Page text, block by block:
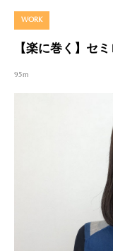
WORK
【楽に巻く】セ
95m